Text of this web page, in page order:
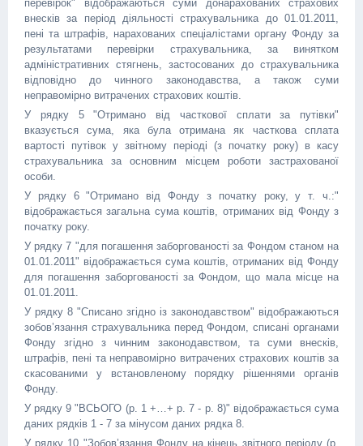
перевірок" відображаються суми донарахованих страхових
внесків за період діяльності страхувальника до 01.01.2011,
пені та штрафів, нарахованих спеціалістами органу Фонду за
результатами перевірки страхувальника, за винятком
адміністративних стягнень, застосованих до страхувальника
відповідно до чинного законодавства, а також суми
неправомірно витрачених страхових коштів.
У рядку 5 "Отримано від часткової сплати за путівки"
вказується сума, яка була отримана як часткова сплата
вартості путівок у звітному періоді (з початку року) в касу
страхувальника за основним місцем роботи застрахованої
особи.
У рядку 6 "Отримано від Фонду з початку року, у т. ч.:"
відображається загальна сума коштів, отриманих від Фонду з
початку року.
У рядку 7 "для погашення заборгованості за Фондом станом на
01.01.2011" відображається сума коштів, отриманих від Фонду
для погашення заборгованості за Фондом, що мала місце на
01.01.2011.
У рядку 8 "Списано згідно із законодавством" відображаються
зобов’язання страхувальника перед Фондом, списані органами
Фонду згідно з чинним законодавством, та суми внесків,
штрафів, пені та неправомірно витрачених страхових коштів за
скасованими у встановленому порядку рішеннями органів
Фонду.
У рядку 9 "ВСЬОГО (р. 1 +…+ р. 7 - р. 8)" відображається сума
даних рядків 1 - 7 за мінусом даних рядка 8.
У рядку 10 "Зобов’язання Фонду на кінець звітного періоду (р.